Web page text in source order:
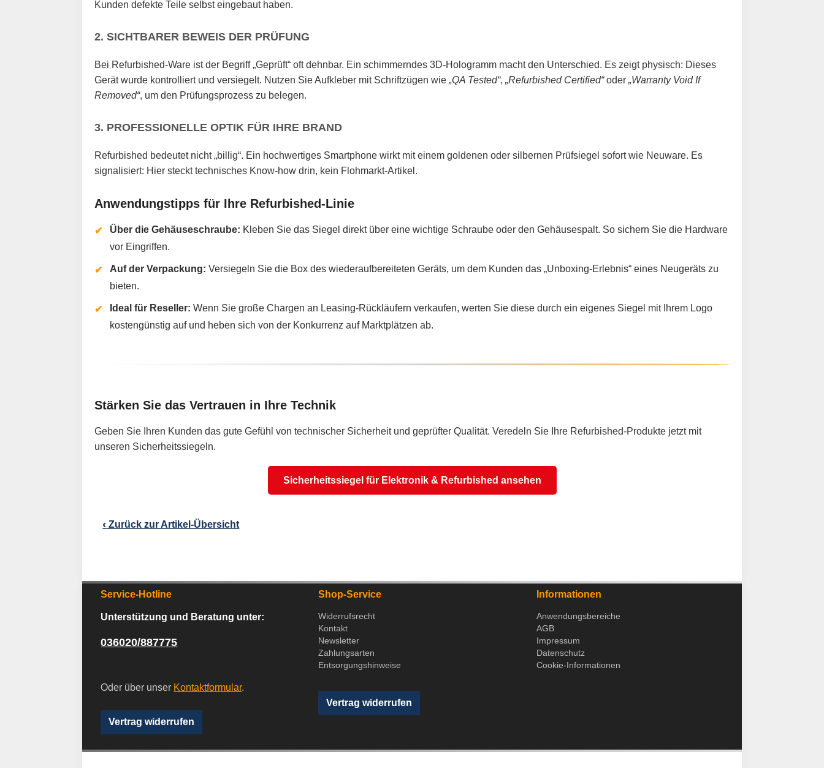
Kunden defekte Teile selbst eingebaut haben.
2. SICHTBARER BEWEIS DER PRÜFUNG
Bei Refurbished-Ware ist der Begriff „Geprüft“ oft dehnbar. Ein schimmerndes 3D-Hologramm macht den Unterschied. Es zeigt physisch: Dieses
Gerät wurde kontrolliert und versiegelt. Nutzen Sie Aufkleber mit Schriftzügen wie„QA Tested“,„Refurbished Certified“oder„Warranty Void If
Removed“, um den Prüfungsprozess zu belegen.
3. PROFESSIONELLE OPTIK FÜR IHRE BRAND
Refurbished bedeutet nicht „billig“. Ein hochwertiges Smartphone wirkt mit einem goldenen oder silbernen Prüfsiegel sofort wie Neuware. Es
signalisiert: Hier steckt technisches Know-how drin, kein Flohmarkt-Artikel.
Anwendungstipps für Ihre Refurbished-Linie
Über die Gehäuseschraube: Kleben Sie das Siegel direkt über eine wichtige Schraube oder den Gehäusespalt. So sichern Sie die Hardware
vor Eingriffen.
Auf der Verpackung: Versiegeln Sie die Box des wiederaufbereiteten Geräts, um dem Kunden das „Unboxing-Erlebnis“ eines Neugeräts zu
bieten.
Ideal für Reseller: Wenn Sie große Chargen an Leasing-Rückläufern verkaufen, werten Sie diese durch ein eigenes Siegel mit Ihrem Logo
kostengünstig auf und heben sich von der Konkurrenz auf Marktplätzen ab.
Stärken Sie das Vertrauen in Ihre Technik
Geben Sie Ihren Kunden das gute Gefühl von technischer Sicherheit und geprüfter Qualität. Veredeln Sie Ihre Refurbished-Produkte jetzt mit
unseren Sicherheitssiegeln.
Sicherheitssiegel für Elektronik & Refurbished ansehen
‹ Zurück zur Artikel-Übersicht
Service-Hotline
Unterstützung und Beratung unter:
036020/887775
Oder über unser Kontaktformular.
Vertrag widerrufen
Shop-Service
Widerrufsrecht
Kontakt
Newsletter
Zahlungsarten
Entsorgungshinweise
Vertrag widerrufen
Informationen
Anwendungsbereiche
AGB
Impressum
Datenschutz
Cookie-Informationen